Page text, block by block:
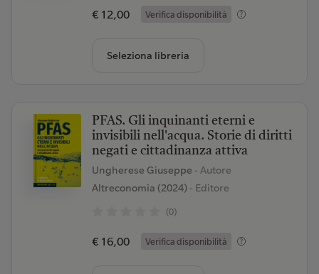
€ 12,00 Verifica disponibilità
Seleziona libreria
PFAS. Gli inquinanti eterni e
invisibili nell'acqua. Storie di diritti
negati e cittadinanza attiva
Ungherese Giuseppe - Autore
Altreconomia (2024)- Editore
(0)
€ 16,00 Verifica disponibilità